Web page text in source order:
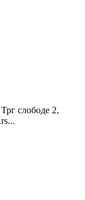
слободе 2,